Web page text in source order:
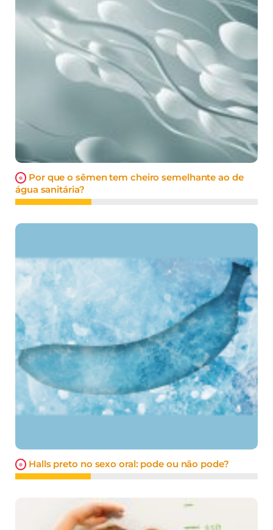
Por que o sêmen tem cheiro semelhante ao de
água sanitária?
Halls preto no sexo oral: pode ou não pode?